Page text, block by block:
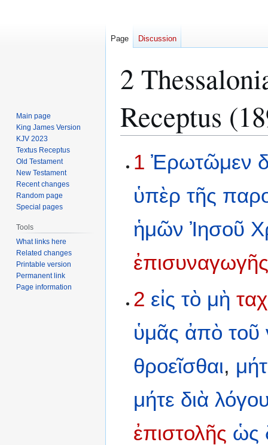
2
Receptus
toto
1 Ἐρωτῶμεν
ὑπὲρ τῆς
ἡμῶν Ἰησοῦ
2 εἰς τὸ μὴ
ὑμᾶς ἀπὸ τοῦ
θροεῖσθαι,
μήτε διὰ
ἐπιστολῆς ὡς
Page Discussion
Main page
King James Version
KJV 2023
Textus Receptus
Old Testament
New Testament
Recent changes
Random page
Special pages
Tools
What links here
Related changes
Printable version
Permanent link
Page information